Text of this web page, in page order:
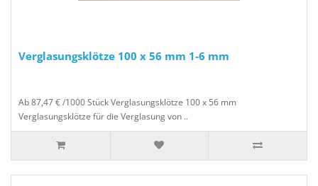
Verglasungsklötze 100 x 56 mm 1-6 mm
Ab 87,47 € /1000 Stück Verglasungsklötze 100 x 56 mm
Verglasungsklötze für die Verglasung von ..